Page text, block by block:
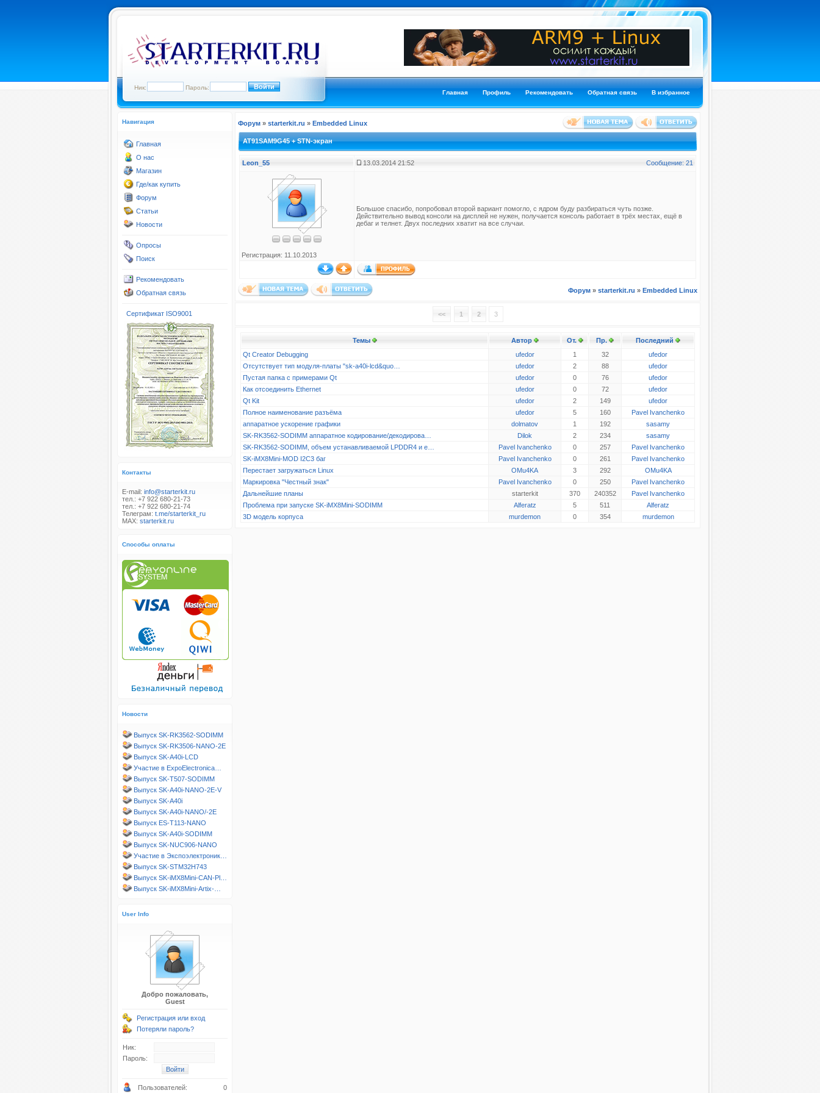
Ник: Пароль:
Главная Профиль Рекомендовать Обратная связь В избранное
Навигация
Главная
О нас
Магазин
Где/как купить
Форум
Статьи
Новости
Опросы
Поиск
Рекомендовать
Обратная связь
Сертификат ISO9001
Контакты
E-mail: info@starterkit.ru
тел.: +7 922 680-21-73
тел.: +7 922 680-21-74
Телеграм: t.me/starterkit_ru
MAX: starterkit.ru
Способы оплаты
Новости
Выпуск SK-RK3562-SODIMM
Выпуск SK-RK3506-NANO-2E
Выпуск SK-A40i-LCD
Участие в ExpoElectronica…
Выпуск SK-T507-SODIMM
Выпуск SK-A40i-NANO-2E-V
Выпуск SK-A40i
Выпуск SK-A40i-NANO/-2E
Выпуск ES-T113-NANO
Выпуск SK-A40i-SODIMM
Выпуск SK-NUC906-NANO
Участие в Экспоэлектроник…
Выпуск SK-STM32H743
Выпуск SK-iMX8Mini-CAN-Pl…
Выпуск SK-iMX8Mini-Artix-…
User Info
Добро пожаловать,
Guest
Регистрация или вход
Потеряли пароль?
Ник:
Пароль:
Пользователей: 0
Форум » starterkit.ru » Embedded Linux
AT91SAM9G45 + STN-экран
Leon_55 13.03.2014 21:52 Сообщение: 21
Регистрация: 11.10.2013
Большое спасибо, попробовал второй вариант помогло, с ядром буду разбираться чуть позже.
Действительно вывод консоли на дисплей не нужен, получается консоль работает в трёх местах, ещё в
дебаг и телнет. Двух последних хватит на все случаи.
Форум » starterkit.ru » Embedded Linux
<< 1 2 3
Темы Автор От. Пр.
Последний
Qt Creator Debugging
ufedor 1 32
ufedor
Отсутствует тип модуля-платы "sk-a40i-lcd&quo…
ufedor 2 88
ufedor
Пустая папка с примерами Qt
ufedor 0 76
ufedor
Как отсоединить Ethernet
ufedor 0 72
ufedor
Qt Kit
ufedor 2 149
ufedor
Полное наименование разъёма
ufedor 5 160
Pavel Ivanchenko
аппаратное ускорение графики
dolmatov 1 192
sasamy
SK-RK3562-SODIMM аппаратное кодирование/декодирова…
Dilok 2 234
sasamy
SK-RK3562-SODIMM, объем устанавливаемой LPDDR4 и e…
Pavel Ivanchenko 0 257
Pavel Ivanchenko
SK-iMX8Mini-MOD I2C3 баг
Pavel Ivanchenko 0 261
Pavel Ivanchenko
Перестает загружаться Linux
OMu4KA 3 292
OMu4KA
Маркировка "Честный знак"
Pavel Ivanchenko 0 250
Pavel Ivanchenko
Дальнейшие планы
starterkit 370 240352
Pavel Ivanchenko
Проблема при запуске SK-iMX8Mini-SODIMM
Alferatz 5 511
Alferatz
3D модель корпуса
murdemon 0 354 murdemon